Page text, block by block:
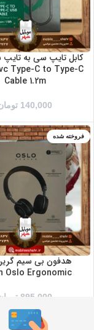
کابل تایپ سی به
Type-C to Type-C
Cable 1.2m
140,000
فروخته شده
هدفون بی سیم
Oslo Ergonomic
895,000 تومان